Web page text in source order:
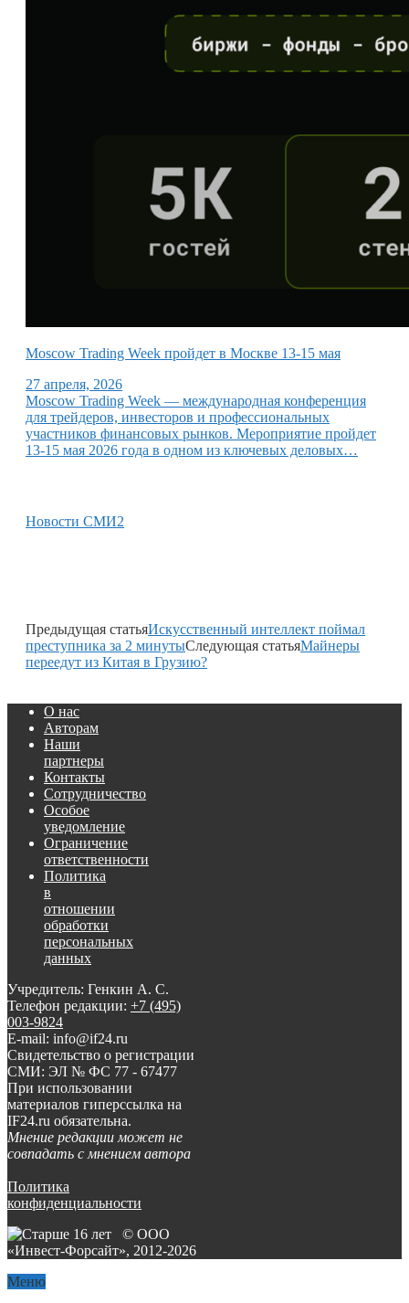
Moscow Trading Week пройдет в Москве 13-15 мая
27 апреля, 2026
Moscow Trading Week — международная конференция
для трейдеров, инвесторов и профессиональных
участников финансовых рынков. Мероприятие пройдет
13-15 мая 2026 года в одном из ключевых деловых…
Новости СМИ2
Предыдущая статьяИскусственный интеллект поймал
преступника за 2 минутыСледующая статьяМайнеры
переедут из Китая в Грузию?
О нас
Авторам
Наши
партнеры
Контакты
Сотрудничество
Особое
уведомление
Ограничение
ответственности
Политика
в
отношении
обработки
персональных
данных
Учредитель: Генкин А. С.
Телефон редакции: +7 (495)
003-9824
E-mail: info@if24.ru
Свидетельство о регистрации
СМИ: ЭЛ № ФС 77 - 67477
При использовании
материалов гиперссылка на
IF24.ru обязательна.
Мнение редакции может не
совпадать с мнением автора
Политика
конфиденциальности
© ООО
«Инвест-Форсайт», 2012-2026
Меню